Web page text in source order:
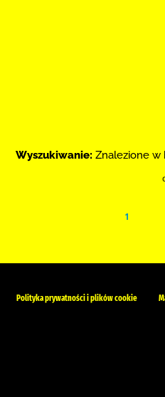
Wyszukiwanie: Znalezione w
1
Polityka prywatności i plików cookie